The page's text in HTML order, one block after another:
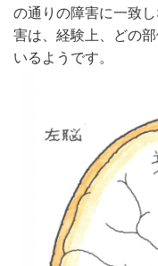
の通りの障害に一致
害は、経験上、どの
いるようです。